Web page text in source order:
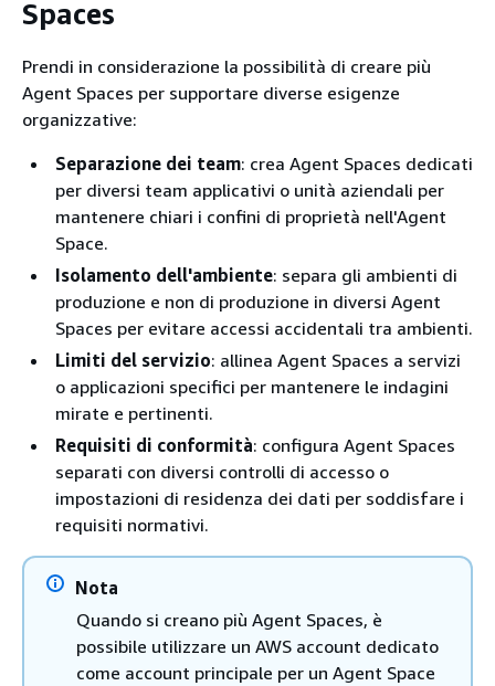
Spaces
Prendi in considerazione la possibilità di creare più
Agent Spaces per supportare diverse esigenze
organizzative:
Separazione dei team: crea Agent Spaces dedicati
per diversi team applicativi o unità aziendali per
mantenere chiari i confini di proprietà nell'Agent
Space.
Isolamento dell'ambiente: separa gli ambienti di
produzione e non di produzione in diversi Agent
Spaces per evitare accessi accidentali tra ambienti.
Limiti del servizio: allinea Agent Spaces a servizi
o applicazioni specifici per mantenere le indagini
mirate e pertinenti.
Requisiti di conformità: configura Agent Spaces
separati con diversi controlli di accesso o
impostazioni di residenza dei dati per soddisfare i
requisiti normativi.
Nota
Quando si creano più Agent Spaces, è
possibile utilizzare un AWS account dedicato
come account principale per un Agent Space